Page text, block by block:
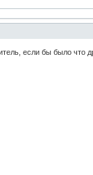
если бы было что